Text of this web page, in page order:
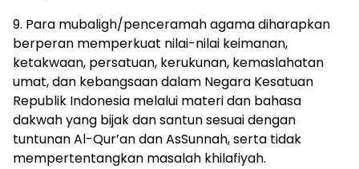
9. Para mubaligh/penceramah agama diharapkan
berperan memperkuat nilai-nilai keimanan,
ketakwaan, persatuan, kerukunan, kemaslahatan
umat, dan kebangsaan dalam Negara Kesatuan
Republik Indonesia melalui materi dan bahasa
dakwah yang bijak dan santun sesuai dengan
tuntunan Al-Qur’an dan AsSunnah, serta tidak
mempertentangkan masalah khilafiyah.